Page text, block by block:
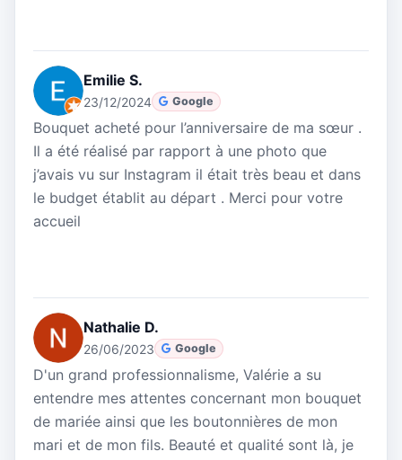
Emilie S.
23/12/2024 Google
Bouquet acheté pour l’anniversaire de ma sœur .
Il a été réalisé par rapport à une photo que
j’avais vu sur Instagram il était très beau et dans
le budget établit au départ . Merci pour votre
accueil
Nathalie D.
26/06/2023 Google
D'un grand professionnalisme, Valérie a su
entendre mes attentes concernant mon bouquet
de mariée ainsi que les boutonnières de mon
mari et de mon fils. Beauté et qualité sont là, je